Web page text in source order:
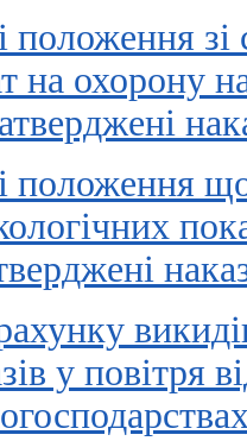
положення
на охорону
положення
у повітря